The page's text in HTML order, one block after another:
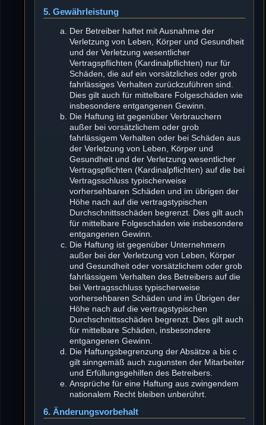
5. Gewährleistung
Der Betreiber haftet mit Ausnahme der
Verletzung von Leben, Körper und Gesundheit
und der Verletzung wesentlicher
Vertragspflichten (Kardinalpflichten) nur für
Schäden, die auf ein vorsätzliches oder grob
fahrlässiges Verhalten zurückzuführen sind.
Dies gilt auch für mittelbare Folgeschäden wie
insbesondere entgangenen Gewinn.
Die Haftung ist gegenüber Verbrauchern
außer bei vorsätzlichem oder grob
fahrlässigem Verhalten oder bei Schäden aus
der Verletzung von Leben, Körper und
Gesundheit und der Verletzung wesentlicher
Vertragspflichten (Kardinalpflichten) auf die bei
Vertragsschluss typischerweise
vorhersehbaren Schäden und im übrigen der
Höhe nach auf die vertragstypischen
Durchschnittsschäden begrenzt. Dies gilt auch
für mittelbare Folgeschäden wie insbesondere
entgangenen Gewinn.
Die Haftung ist gegenüber Unternehmern
außer bei der Verletzung von Leben, Körper
und Gesundheit oder vorsätzlichem oder grob
fahrlässigem Verhalten des Betreibers auf die
bei Vertragsschluss typischerweise
vorhersehbaren Schäden und im Übrigen der
Höhe nach auf die vertragstypischen
Durchschnittsschäden begrenzt. Dies gilt auch
für mittelbare Schäden, insbesondere
entgangenen Gewinn.
Die Haftungsbegrenzung der Absätze a bis c
gilt sinngemäß auch zugunsten der Mitarbeiter
und Erfüllungsgehilfen des Betreibers.
Ansprüche für eine Haftung aus zwingendem
nationalem Recht bleiben unberührt.
6. Änderungsvorbehalt